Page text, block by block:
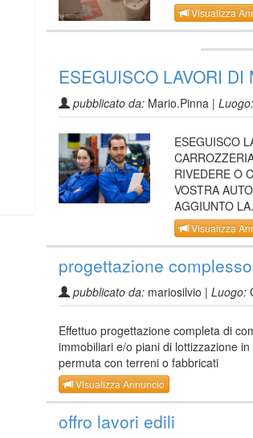
Visualizza
ESEGUISCO LAVORI DI
pubblicato da: Mario.Pinna | Luogo:
ESEGUISCO
RIVEDERE O
VOSTRA
AGGIUNTO
Visualizza
progettazione
pubblicato da: mariosilvio | Luogo:
Effettuo progettazione completa di
immobiliari e/o piani di lottizzazione in
permuta con terreni o fabbricati
Visualizza Annuncio
offro lavori edili